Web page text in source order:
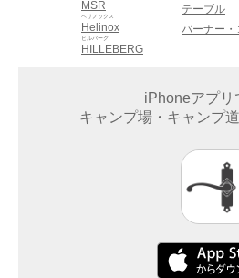
MSR
Helinox
ヘリノックス
HILLEBERG
ヒルバーグ
テーブル
バーナー・
iPhoneアプリ
キャンプ場・キャンプ